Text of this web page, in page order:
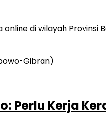
di wilayah Provinsi
Perlu Kerja